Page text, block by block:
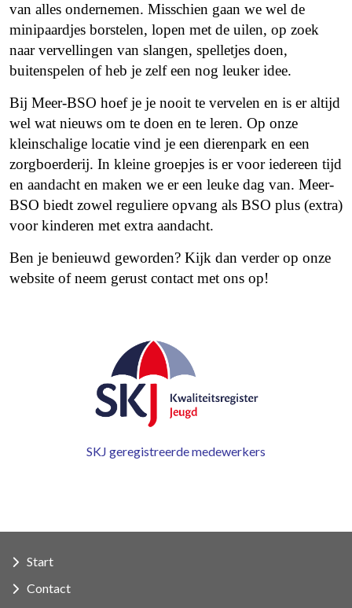
van alles ondernemen. Misschien gaan we wel de
minipaardjes borstelen, lopen met de uilen, op zoek
naar vervellingen van slangen, spelletjes doen,
buitenspelen of heb je zelf een nog leuker idee.
Bij Meer-BSO hoef je je nooit te vervelen en is er altijd
wel wat nieuws om te doen en te leren. Op onze
kleinschalige locatie vind je een dierenpark en een
zorgboerderij. In kleine groepjes is er voor iedereen tijd
en aandacht en maken we er een leuke dag van. Meer-
BSO biedt zowel reguliere opvang als BSO plus (extra)
voor kinderen met extra aandacht.
Ben je benieuwd geworden? Kijk dan verder op onze
website of neem gerust contact met ons op!
SKJ geregistreerde medewerkers
Start
Contact